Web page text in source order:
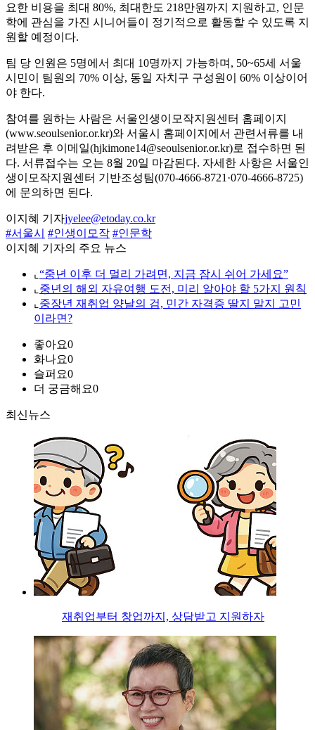
요한 비용을 최대 80%, 최대한도 218만원까지 지원하고, 인문
학에 관심을 가진 시니어들이 정기적으로 활동할 수 있도록 지
원할 예정이다.
팀 당 인원은 5명에서 최대 10명까지 가능하며, 50~65세 서울
시민이 팀원의 70% 이상, 동일 자치구 구성원이 60% 이상이어
야 한다.
참여를 원하는 사람은 서울인생이모작지원센터 홈페이지
(www.seoulsenior.or.kr)와 서울시 홈페이지에서 관련서류를 내
려받은 후 이메일(hjkimone14@seoulsenior.or.kr)로 접수하면 된
다. 서류접수는 오는 8월 20일 마감된다. 자세한 사항은 서울인
생이모작지원센터 기반조성팀(070-4666-8721·070-4666-8725)
에 문의하면 된다.
이지혜 기자jyelee@etoday.co.kr
#서울시 #인생이모작 #인문학
이지혜 기자의 주요 뉴스
⌞ “중년 이후 더 멀리 가려면, 지금 잠시 쉬어 가세요”
⌞ 중년의 해외 자유여행 도전, 미리 알아야 할 5가지 원칙
⌞ 중장년 재취업 양날의 검, 민간 자격증 딸지 말지 고민
이라면?
좋아요0
화나요0
슬퍼요0
더 궁금해요0
최신뉴스
재취업부터 창업까지, 상담받고 지원하자